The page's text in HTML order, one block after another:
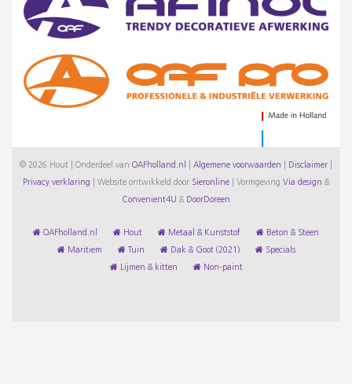
© 2026 Hout | Onderdeel van OAFholland.nl Algemene voorwaarden Disclaimer
Privacy verklaring Website ontwikkeld door Sieronline Vormgeving Via design &
Convenient4U & DoorDoreen
OAFholland.nl Hout Metaal & Kunststof Beton & Steen
Maritiem Tuin Dak & Goot (2021) Specials
Lijmen & kitten Non-paint